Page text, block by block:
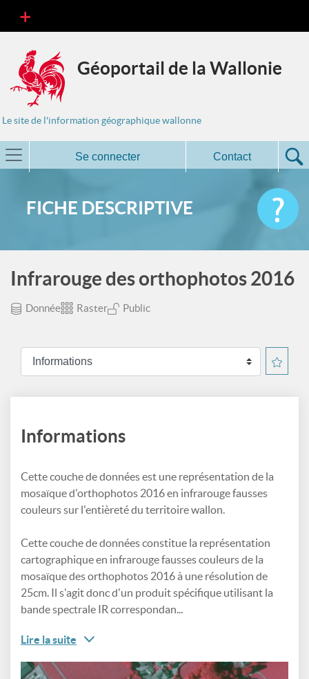
Géoportail de la Wallonie
Le site de l'information géographique wallonne
Se connecter Contact
FICHE DESCRIPTIVE
Infrarouge des orthophotos 2016
Donnée Raster Public
Informations
Cette couche de données est une représentation de la
mosaïque d'orthophotos 2016 en infrarouge fausses
couleurs sur l'entièreté du territoire wallon.
Cette couche de données constitue la représentation
cartographique en infrarouge fausses couleurs de la
mosaïque des orthophotos 2016 à une résolution de
25cm. Il s'agit donc d'un produit spécifique utilisant la
bande spectrale IR correspondan...
Lire la suite